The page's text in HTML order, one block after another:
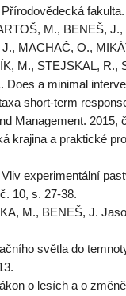
fakulta.
M., BENEŠ,
MACHAČ, O.,
M., STEJSKAL, R.,
Does a minimal
short-term
Management. 2015,
krajina a praktické
experimentální
10, s. 27-38.
M., BENEŠ, J.
světla do
o lesích a o